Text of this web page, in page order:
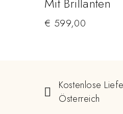
€ 599,00
Kostenlose
Österreich